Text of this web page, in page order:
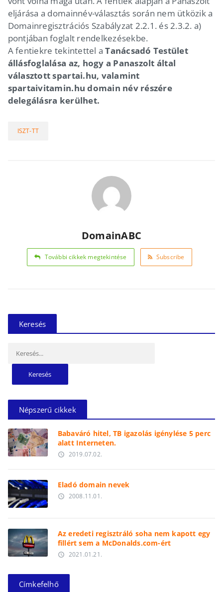
eljárása a domainnév-választás során nem ütközik a
Domainregisztrációs Szabályzat 2.2.1. és 2.3.2. a)
pontjában foglalt rendelkezésekbe.
A fentiekre tekintettel aTanácsadó Testület
állásfoglalása az, hogy a Panaszolt által
választott spartai.hu, valamint
spartaivitamin.hu domain név részére
delegálásra kerülhet.
ISZT-TT
DomainABC
További cikkek megtekintése Subscribe
Keresés
Népszerű cikkek
Babaváró hitel, TB igazolás igénylése 5 perc
alatt Interneten.
access_time 2019.07.02.
Eladó domain nevek
access_time 2008.11.01.
Az eredeti regisztráló soha nem kapott egy
fillért sem a McDonalds.com-ért
access_time 2021.01.21.
Címkefelhő